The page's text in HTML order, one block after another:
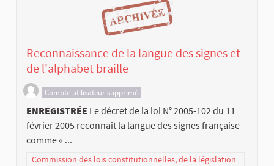
Reconnaissance de la langue des signes et
de l'alphabet braille
Compte utilisateur supprimé
ENREGISTRÉE Le décret de la loi N° 2005-102 du 11
février 2005 reconnaît la langue des signes française
comme « ...
Commission des lois constitutionnelles, de la législation